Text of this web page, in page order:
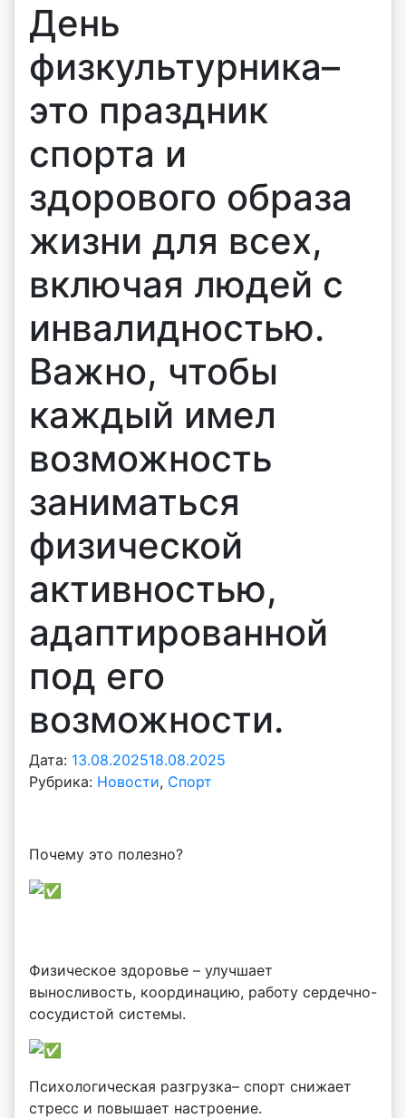
День
физкультурника–
это праздник
спорта и
здорового образа
жизни для всех,
включая людей с
инвалидностью.
Важно, чтобы
каждый имел
возможность
заниматься
физической
активностью,
адаптированной
под его
возможности.
Дата: 13.08.202518.08.2025
d
m
Рубрика: Новости, Спорт
Почему это полезно?
Физическое здоровье – улучшает
выносливость, координацию, работу сердечно-
сосудистой системы.
Психологическая разгрузка– спорт снижает
стресс и повышает настроение.